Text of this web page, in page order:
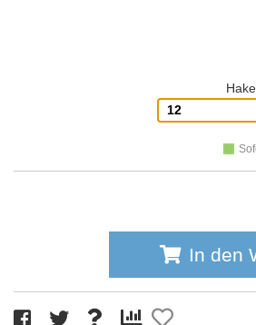
12
In den